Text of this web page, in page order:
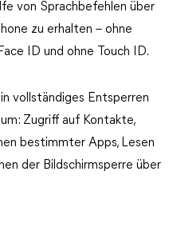
von Sprachbefehlen über
zu erhalten – ohne
ID und ohne Touch ID.
vollständiges Entsperren
Zugriff auf Kontakte,
bestimmter Apps, Lesen
der Bildschirmsperre über